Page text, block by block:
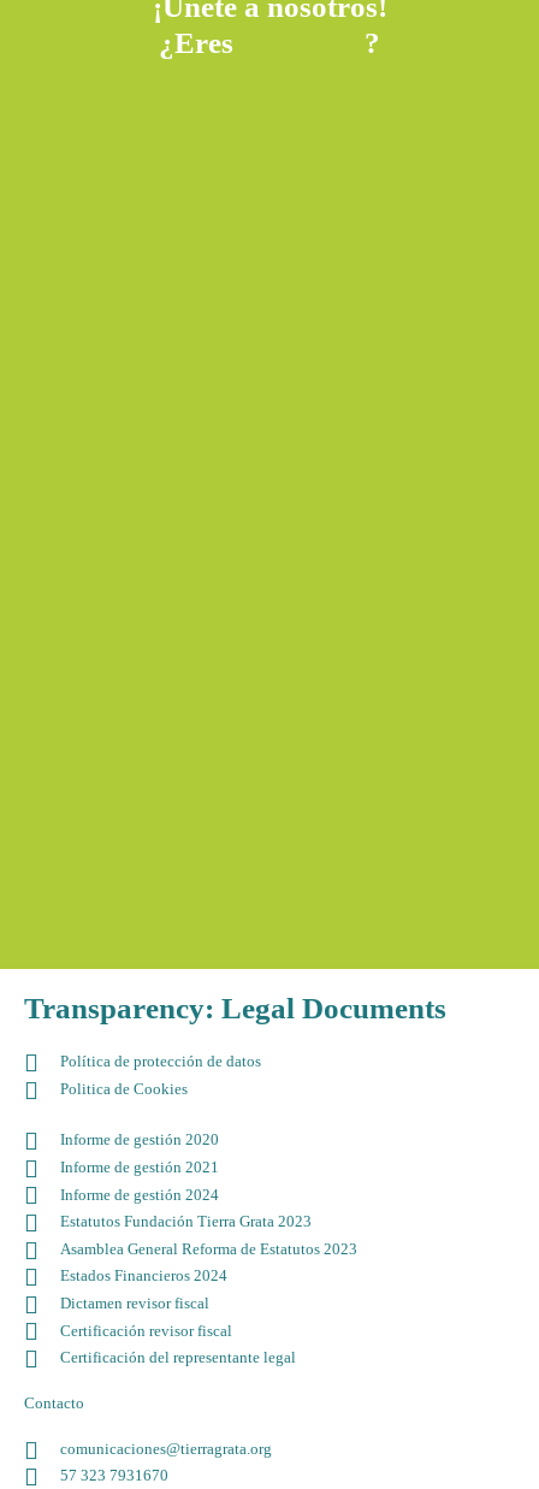
¡Únete a nosotros!
¿Eres
?
Transparency: Legal Documents
Política de protección de datos
Politica de Cookies
Informe de gestión 2020
Informe de gestión 2021
Informe de gestión 2024
Estatutos Fundación Tierra Grata 2023
Asamblea General Reforma de Estatutos 2023
Estados Financieros 2024
Dictamen revisor fiscal
Certificación revisor fiscal
Certificación del representante legal
Contacto
comunicaciones@tierragrata.org
57 323 7931670